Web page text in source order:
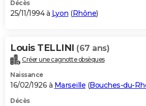
Décès
25/11/1994 à Lyon (Rhône)
Louis TELLINI (67 ans)
Créer une cagnotte obsèques
Naissance
16/02/1926 à Marseille (Bouches-du-
Décès